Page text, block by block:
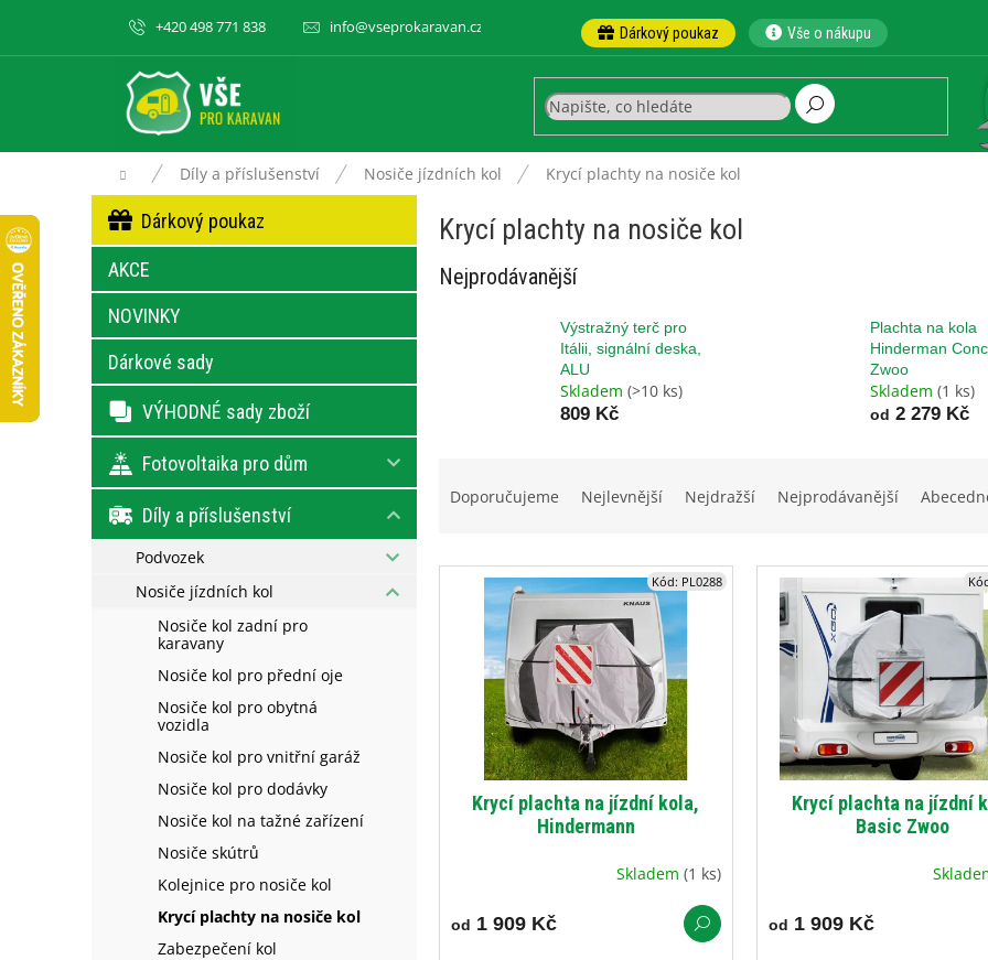
obsah
+420 498 771 838 info@vseprokaravan.cz Dárkový poukaz Vše o nákupu
Domů Díly a příslušenství Nosiče jízdních kol Krycí plachty na nosiče kol
s
e
Přeskočit
kategorie
Dárkový poukaz
AKCE
NOVINKY
Dárkové sady
VÝHODNÉ sady zboží
Fotovoltaika pro dům
Díly a příslušenství
Podvozek
Nosiče jízdních kol
Nosiče kol zadní pro
karavany
Nosiče kol pro přední oje
Nosiče kol pro obytná
vozidla
Nosiče kol pro vnitřní garáž
Nosiče kol pro dodávky
Nosiče kol na tažné zařízení
Nosiče skútrů
Kolejnice pro nosiče kol
Krycí plachty na nosiče kol
Zabezpečení kol
Krycí plachty na nosiče kol
Nejprodávanější
Výstražný terč pro
Itálii, signální deska,
ALU
Skladem (>10 ks)
809 Kč
Plachta na kola
Hinderman
Zwoo
Skladem (1 ks)
od 2 279 Kč
n
Doporučujeme Nejlevnější Nejdražší Nejprodávanější
V
Krycí plachta na jízdní kola,
Hindermann
Skladem (1 ks)
od 1 909 Kč
Kód: PL0288
Krycí plachta na jízdní
Basic Zwoo
od 1 909 Kč